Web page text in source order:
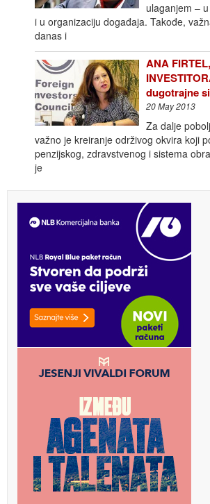
ulaganjem –
i u organizaciju događaja. Takođe,
danas i
ANA
dugotrajne
20 May 2013
Za dalje
važno je kreiranje održivog okvira koji
penzijskog, zdravstvenog i sistema
je